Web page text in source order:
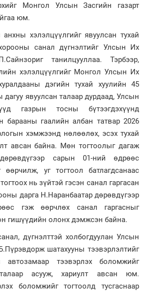
Монгол Улсын Засгийн газарт
юм.
хэлэлцүүлгийг явуулсан тухай
санал дүгнэлтийг Улсын Их
танилцууллаа. Тэрбээр,
хэлэлцүүлгийг Монгол Улсын Их
дэгийн тухай хуулийн 45
дагуу явуулсан талаар дурдаад, Улсын
газрын тосны бүтээгдэхүүнд
барааны гаалийн албан татвар 2026
хэмжээнд нөлөөлөх, эсэх тухай
авсан байна. Мөн тогтоолыг дагаж
сарын 01-ний өдрөөс
өөрчилж, уг тогтоол батлагдсанаас
нь зүйтэй гэсэн санал гаргасан
дарга Н.Наранбаатар дөрөвдүгээр
гэж өөрчлөх санал гаргасныг
гишүүдийн олонх дэмжсэн байна.
дүгнэлттэй холбогдуулан Улсын
шатахууны тээвэрлэлтийг
тээвэрлэх боломжийг
асууж, хариулт авсан юм.
боломжийг тогтоолд тусгаснаар